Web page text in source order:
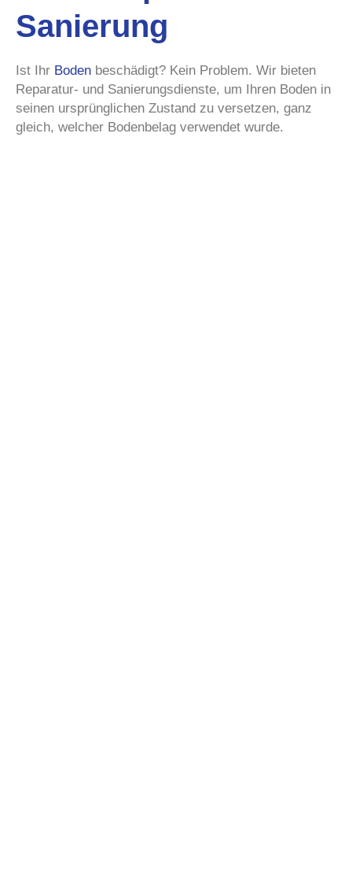
Sanierung
Ist Ihr Boden beschädigt? Kein Problem. Wir bieten
Reparatur- und Sanierungsdienste, um Ihren Boden in
seinen ursprünglichen Zustand zu versetzen, ganz
gleich, welcher Bodenbelag verwendet wurde.